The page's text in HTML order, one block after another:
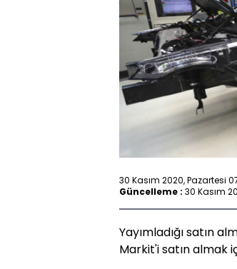
30 Kasım 2020, Pazartesi
Güncelleme : 30 Kasım
Yayımladığı satın
Markit'i satın almak